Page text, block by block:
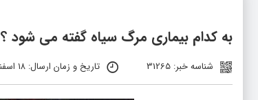
به کدام بیماری مرگ سیاه گفته می شود ؟
شناسه خبر: 31265 تاریخ و زمان ارسال: ۱۸ اسفند ۱۴۰۲ ساعت ۰۹:۳۷